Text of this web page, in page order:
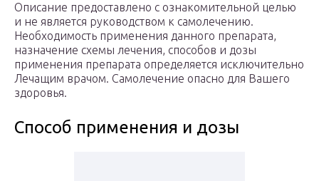
Описание предоставлено с ознакомительной целью
и не является руководством к самолечению.
Необходимость применения данного препарата,
назначение схемы лечения, способов и дозы
применения препарата определяется исключительно
Лечащим врачом. Самолечение опасно для Вашего
здоровья.
Способ применения и дозы